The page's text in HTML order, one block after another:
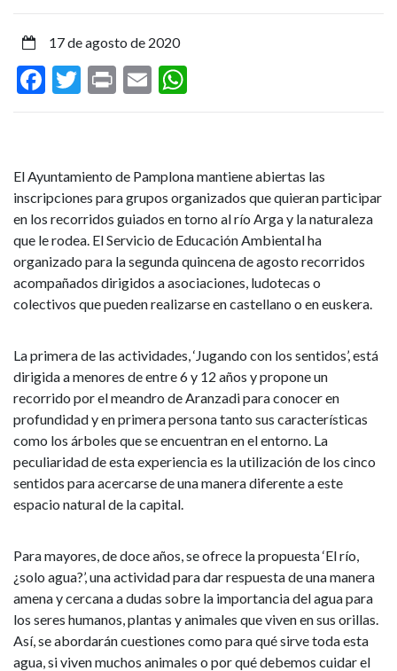
al
río
Arga
la
naturaleza
que
le
dirigidos
a
grupos
organizados
como
asociaciones
o
ludotecas
17 de agosto de 2020
Facebook
Twitter
PrintEmail
El Ayuntamiento de Pamplona mantiene abiertas las
inscripciones para grupos organizados que quieran participar
en los recorridos guiados en torno al río Arga y la naturaleza
que le rodea. El Servicio de Educación Ambiental ha
organizado para la segunda quincena de agosto recorridos
acompañados dirigidos a asociaciones, ludotecas o
colectivos que pueden realizarse en castellano o en euskera.
La primera de las actividades, ‘Jugando con los sentidos’, está
dirigida a menores de entre 6 y 12 años y propone un
recorrido por el meandro de Aranzadi para conocer en
profundidad y en primera persona tanto sus características
como los árboles que se encuentran en el entorno. La
peculiaridad de esta experiencia es la utilización de los cinco
sentidos para acercarse de una manera diferente a este
espacio natural de la capital.
Para mayores, de doce años, se ofrece la propuesta ‘El río,
¿solo agua?’, una actividad para dar respuesta de una manera
amena y cercana a dudas sobre la importancia del agua para
los seres humanos, plantas y animales que viven en sus orillas.
Así, se abordarán cuestiones como para qué sirve toda esta
agua, si viven muchos animales o por qué debemos cuidar el